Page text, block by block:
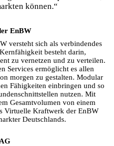
können.“
EnBW
versteht sich als verbindendes
besteht darin,
zu vernetzen und zu verteilen.
Services ermöglicht es allen
morgen zu gestalten. Modular
Fähigkeiten einbringen und so
nutzen. Mit
Gesamtvolumen von einem
Virtuelle Kraftwerk der EnBW
Deutschlands.